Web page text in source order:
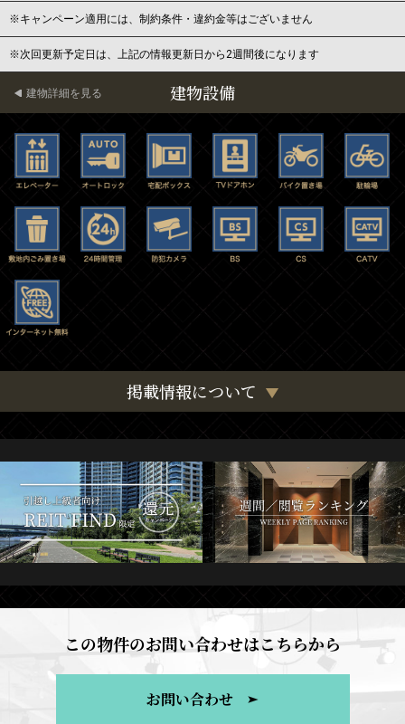
※キャンペーン適用には、制約条件・違約金等はございません
※次回更新予定日は、上記の情報更新日から2週間後になります
建物設備
建物詳細を見る
掲載情報について
この物件のお問い合わせはこちらから
お問い合わせ